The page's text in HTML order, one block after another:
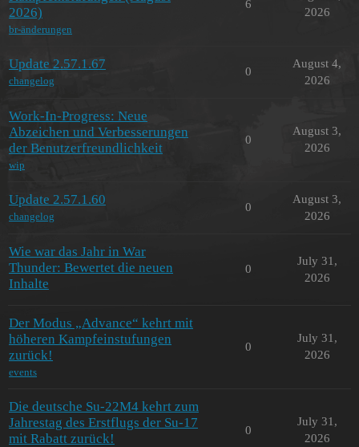
2026)
br-änderungen
6
2026
Update 2.57.1.67
changelog
0
August 4,
2026
Work-In-Progress: Neue
Abzeichen und Verbesserungen
der Benutzerfreundlichkeit
wip
0
August 3,
2026
Update 2.57.1.60
changelog
0
August 3,
2026
Wie war das Jahr in War
Thunder: Bewertet die neuen
Inhalte
0
July 31,
2026
Der Modus „Advance“ kehrt mit
höheren Kampfeinstufungen
zurück!
events
0
July 31,
2026
Die deutsche Su-22M4 kehrt zum
Jahrestag des Erstflugs der Su-17
mit Rabatt zurück!
0
July 31,
2026